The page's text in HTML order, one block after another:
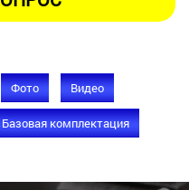
Фото Видео
Базовая комплектация